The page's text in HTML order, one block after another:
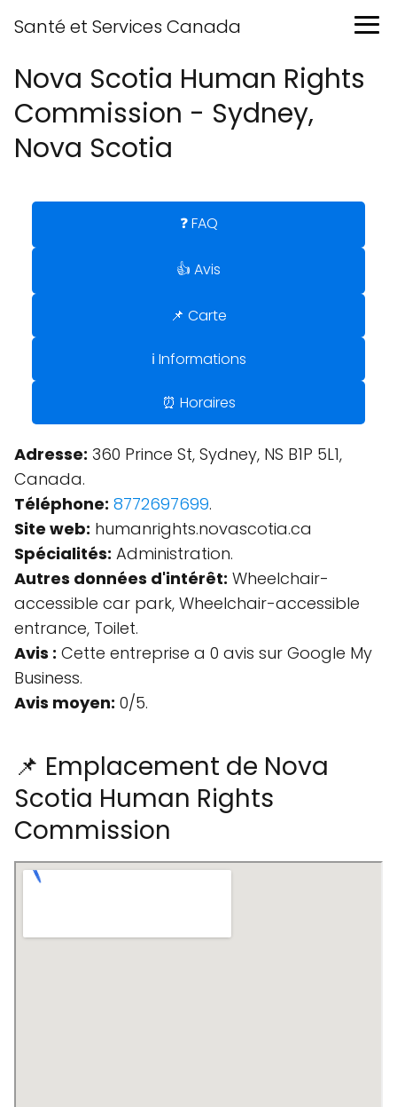
Santé et Services Canada
Nova Scotia Human Rights
Commission - Sydney,
Nova Scotia
❓ FAQ
👍 Avis
📌 Carte
ℹ️ Informations
⏰ Horaires
Adresse: 360 Prince St, Sydney, NS B1P 5L1,
Canada.
Téléphone: 8772697699.
Site web: humanrights.novascotia.ca
Spécialités: Administration.
Autres données d'intérêt: Wheelchair-
accessible car park, Wheelchair-accessible
entrance, Toilet.
Avis : Cette entreprise a 0 avis sur Google My
Business.
Avis moyen: 0/5.
📌 Emplacement de Nova
Scotia Human Rights
Commission